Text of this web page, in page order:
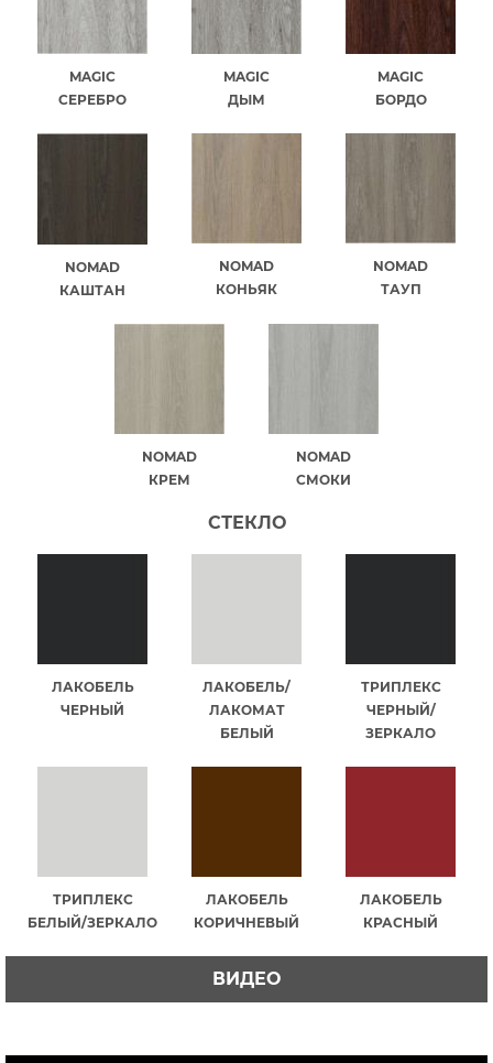
MAGIC
СЕРЕБРО
MAGIC
ДЫМ
MAGIC
БОРДО
NOMAD
КАШТАН
NOMAD
КОНЬЯК
NOMAD
ТАУП
NOMAD
КРЕМ
NOMAD
СМОКИ
СТЕКЛО
ЛАКОБЕЛЬ
ЧЕРНЫЙ
ЛАКОБЕЛЬ/
ЛАКОМАТ
БЕЛЫЙ
ТРИПЛЕКС
ЧЕРНЫЙ/
ЗЕРКАЛО
ТРИПЛЕКС
БЕЛЫЙ/ЗЕРКАЛО
ЛАКОБЕЛЬ
КОРИЧНЕВЫЙ
ЛАКОБЕЛЬ
КРАСНЫЙ
ВИДЕО